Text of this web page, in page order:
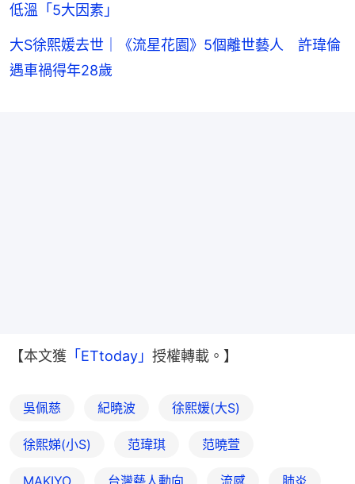
低溫「5大因素」
大S徐熙媛去世｜《流星花園》5個離世藝人 許瑋倫
遇車禍得年28歲
【本文獲 「ETtoday」 授權轉載。】
吳佩慈 紀曉波 徐熙媛(大S)
徐熙娣(小S) 范瑋琪 范曉萱
MAKIYO 台灣藝人動向 流感 肺炎